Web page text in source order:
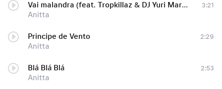
Vai malandra (feat. Tropkillaz & DJ Yuri Martins)
Anitta
3:21
Principe de Vento
Anitta
2:29
Blá Blá Blá
Anitta
2:53